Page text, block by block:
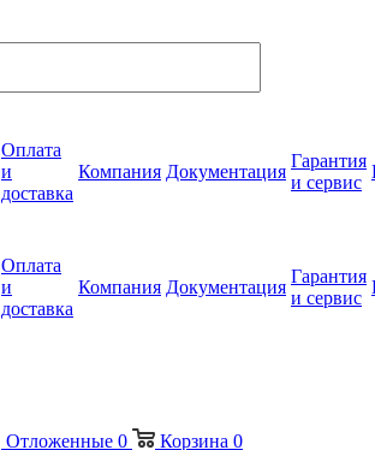
Оплата
и
доставка
Компания Документация
Гарантия
и сервис
Оплата
и
доставка
Компания Документация
Гарантия
и сервис
Отложенные 0 Корзина 0